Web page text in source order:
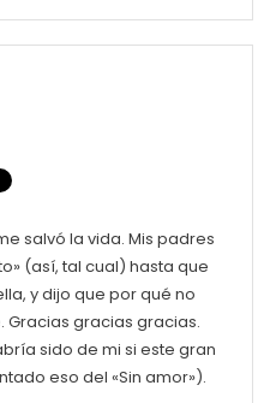
salvó la vida. Mis padres
(así, tal cual) hasta que
y dijo que por qué no
Gracias gracias gracias.
sido de mi si este gran
eso del «Sin amor»).